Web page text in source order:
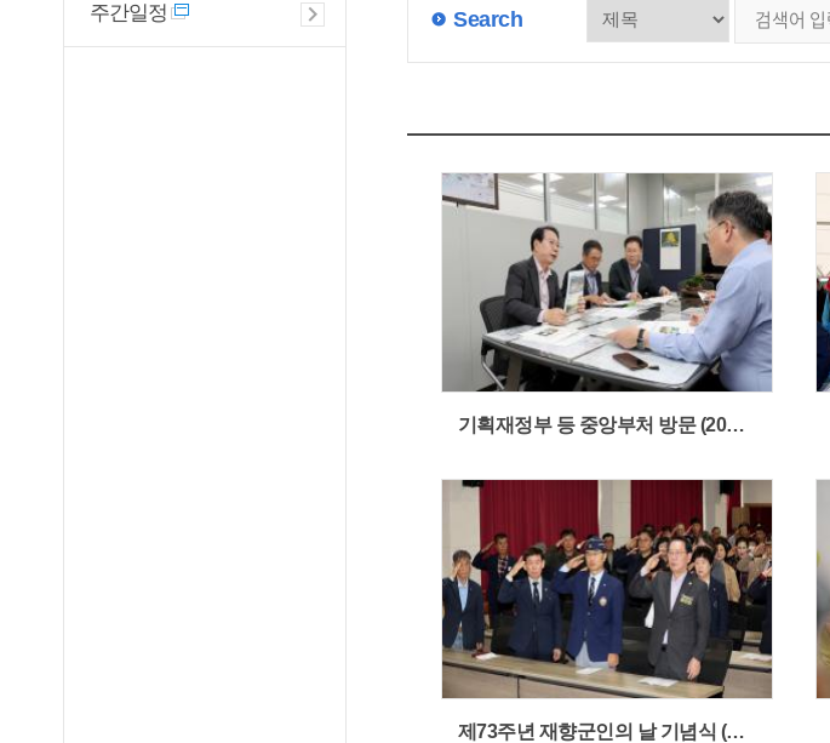
주간일정 Search
기획재정부 등 중앙부처 방문 (2025.10.23)
제73주년 재향군인의 날 기념식 (2025.10.21)